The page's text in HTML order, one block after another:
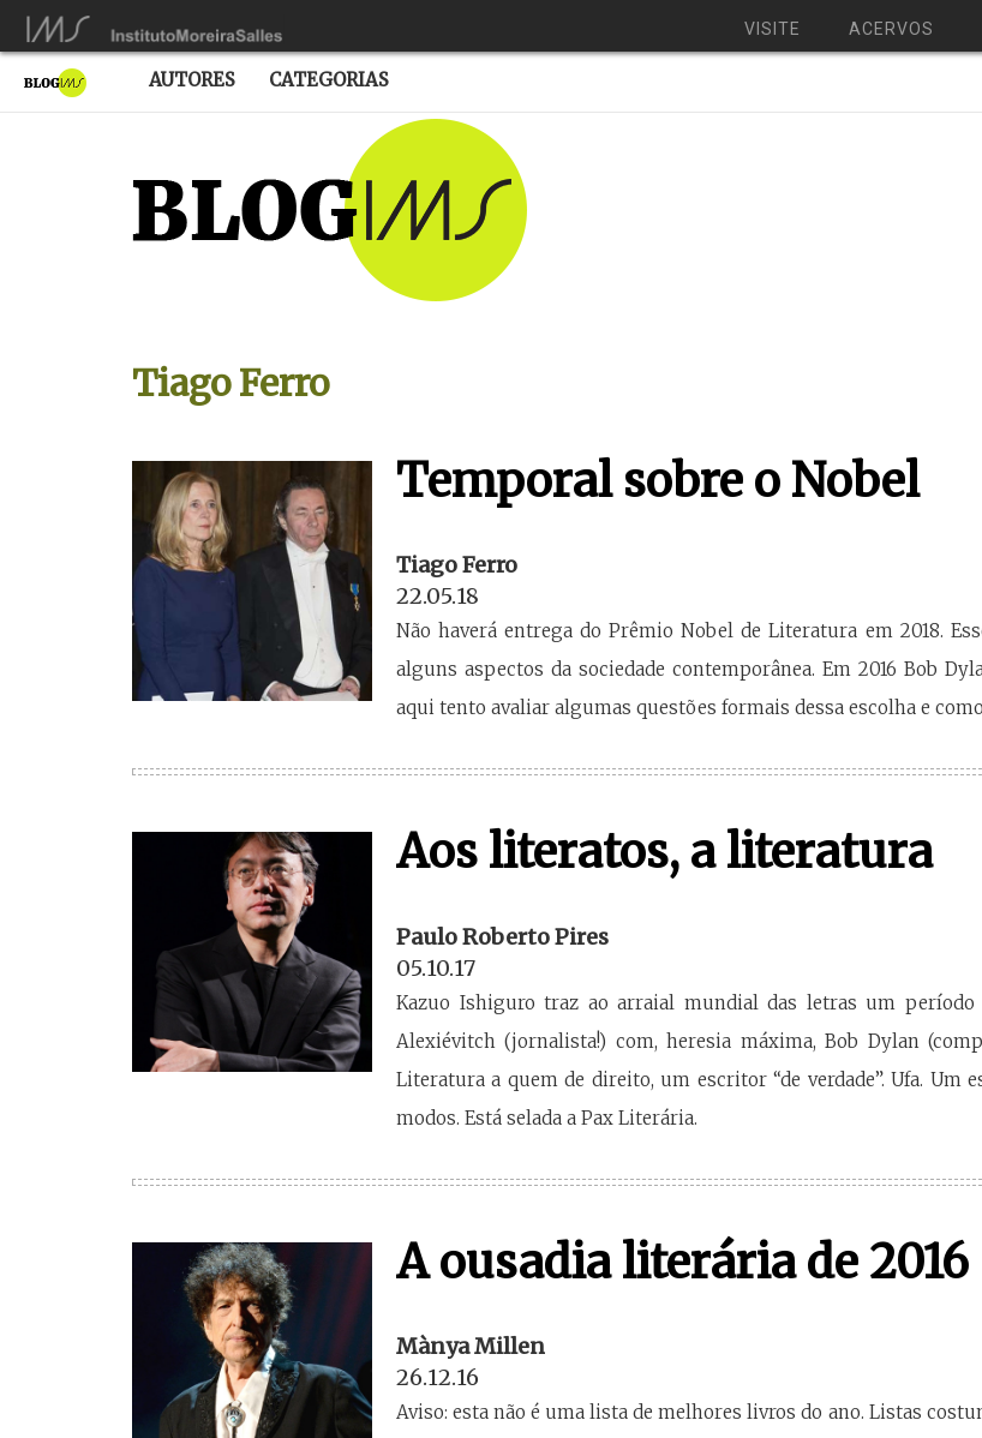
VISITE ACERVOS
AUTORES CATEGORIAS
Tiago Ferro
Temporal sobre o Nobel
Tiago Ferro
22.05.18
Não haverá entrega do Prêmio Nobel de Literatura em 2018.
alguns aspectos da sociedade contemporânea. Em 2016 Bob
aqui tento avaliar algumas questões formais dessa escolha e
Aos literatos, a literatura
Paulo Roberto Pires
05.10.17
Kazuo Ishiguro traz ao arraial mundial das letras um período
Alexiévitch (jornalista!) com, heresia máxima, Bob Dylan
Literatura a quem de direito, um escritor “de verdade”. Ufa.
modos. Está selada a Pax Literária.
A ousadia literária de 2016
Mànya Millen
26.12.16
Aviso: esta não é uma lista de melhores livros do ano. Listas